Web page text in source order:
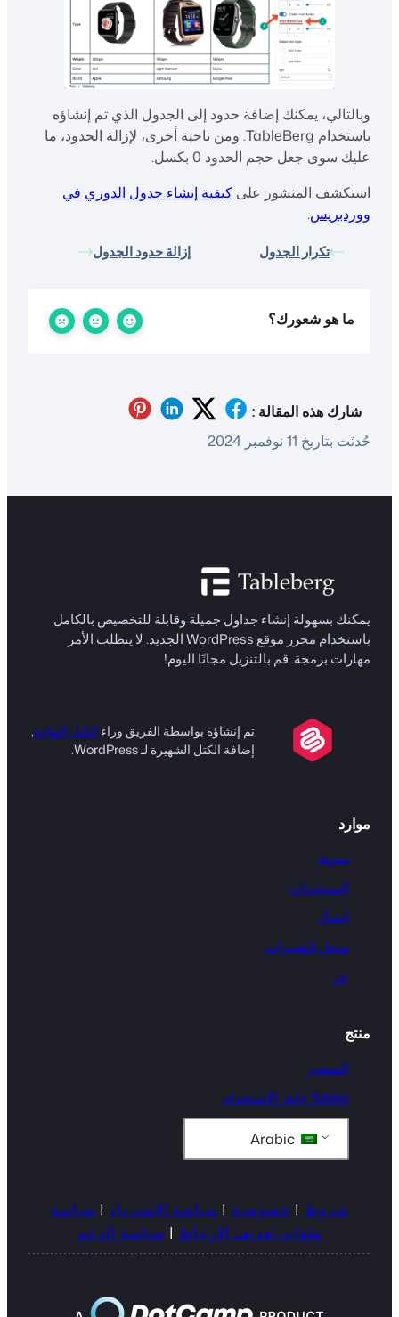
وبالتالي، يمكنك إضافة حدود إلى الجدول الذي تم إنشاؤه
باستخدام TableBerg. ومن ناحية أخرى، لإزالة الحدود، ما
عليك سوى جعل حجم الحدود 0 بكسل.
استكشف المنشور على كيفية إنشاء جدول الدوري في
ووردبريس.
تكرار الجدول إزالة حدود الجدول
ما هو شعورك؟
شارك هذه المقالة :
حُدثت بتاريخ 11 نوفمبر 2024
يمكنك بسهولة إنشاء جداول جميلة وقابلة للتخصيص بالكامل
باستخدام محرر موقع WordPress الجديد. لا يتطلب الأمر
مهارات برمجة. قم بالتنزيل مجانًا اليوم!
تم إنشاؤه بواسطة الفريق وراء الكتل النهائية,
إضافة الكتل الشهيرة لـ WordPress.
موارد
مدونة
المستندات
اتصال
سجل التغييرات
عن
منتج
التسعير
Tables جاهز الاستخدام
Arabic
شروط | خصوصية | سياسة الاسترداد | سياسة
ملفات تعريف الارتباط | سياسة الدعم